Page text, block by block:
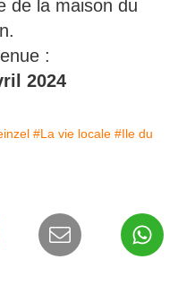
de la maison du
:
2024
#La vie locale #Ile du